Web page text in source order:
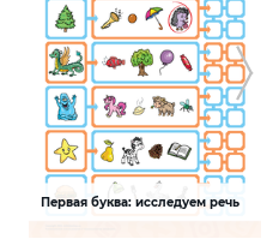
Первая буква: исследуем речь